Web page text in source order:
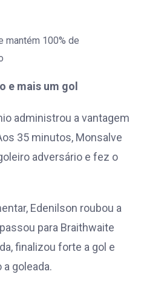
mantém 100% de
e mais um gol
administrou a vantagem
35 minutos, Monsalve
adversário e fez o
Edenilson roubou a
para Braithwaite
finalizou forte a gol e
goleada.